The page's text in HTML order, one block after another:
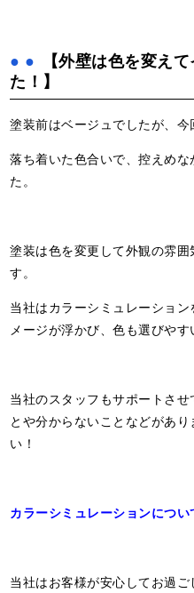
【外壁は色を変え
た！】
塗装前はベージュでしたが、今
落ち着いた色合いで、控えめ
た。
塗装は色を変更して外観の雰
す。
当社はカラーシミュレーショ
メージが浮かび、色も選びやす
当社のスタッフもサポートさ
とや分からないことなどがあ
い！
カラーシミュレーションについ
当社はお客様が安心してお過